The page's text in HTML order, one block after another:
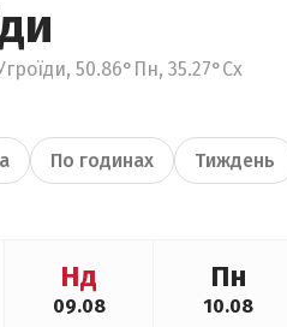
50.86°Пн, 35.27°Сх
По годинах Тиждень
Нд
09.08
Пн
10.08